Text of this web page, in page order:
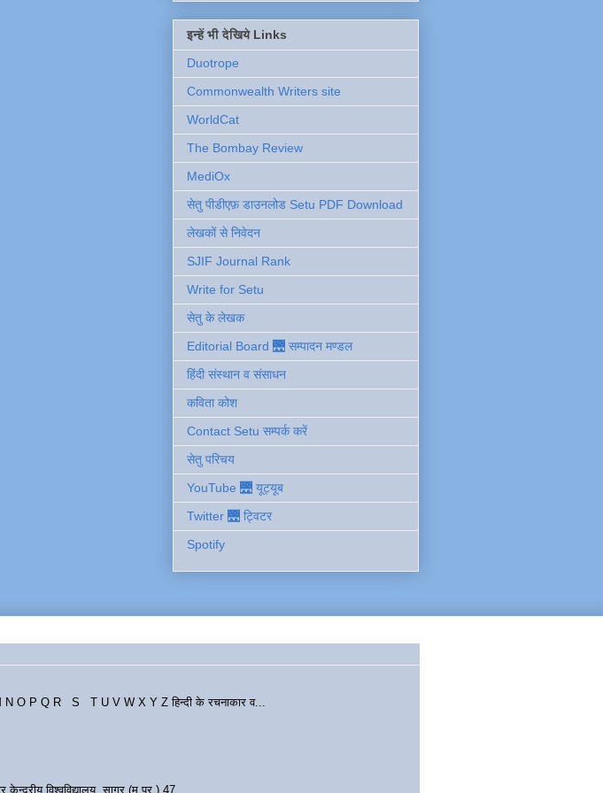
इन्हें भी देखिये Links
Duotrope
Commonwealth Writers site
WorldCat
The Bombay Review
MediOx
सेतु पीडीएफ़ डाउनलोड Setu PDF Download
लेखकों से निवेदन
SJIF Journal Rank
Write for Setu
सेतु के लेखक
Editorial Board 🌉 सम्पादन मण्डल
हिंदी संस्थान व संसाधन
कविता कोश
Contact Setu सम्पर्क करें
सेतु परिचय
YouTube 🌉 यूट्यूब
Twitter 🌉 ट्विटर
Spotify
O P Q R S T U V W X Y Z हिन्दी के रचनाकार व...
विश्वविद्यालय, सागर (म.प्र.) 47...